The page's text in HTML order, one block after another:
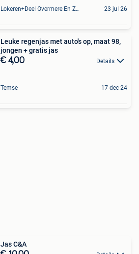
Lokeren+Deel Overmere En Zele 23 jul 26
Leuke regenjas met auto's op, maat 98,
jongen + gratis jas
€ 4,00 Details
Temse 17 dec 24
Jas C&A